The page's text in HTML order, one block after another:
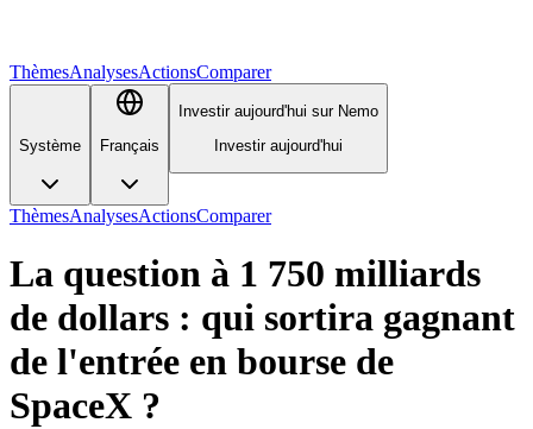
ThèmesAnalysesActionsComparer
Système Français
Investir aujourd'hui sur Nemo
Investir aujourd'hui
ThèmesAnalysesActionsComparer
La question à 1 750 milliards
de dollars : qui sortira gagnant
de l'entrée en bourse de
SpaceX ?